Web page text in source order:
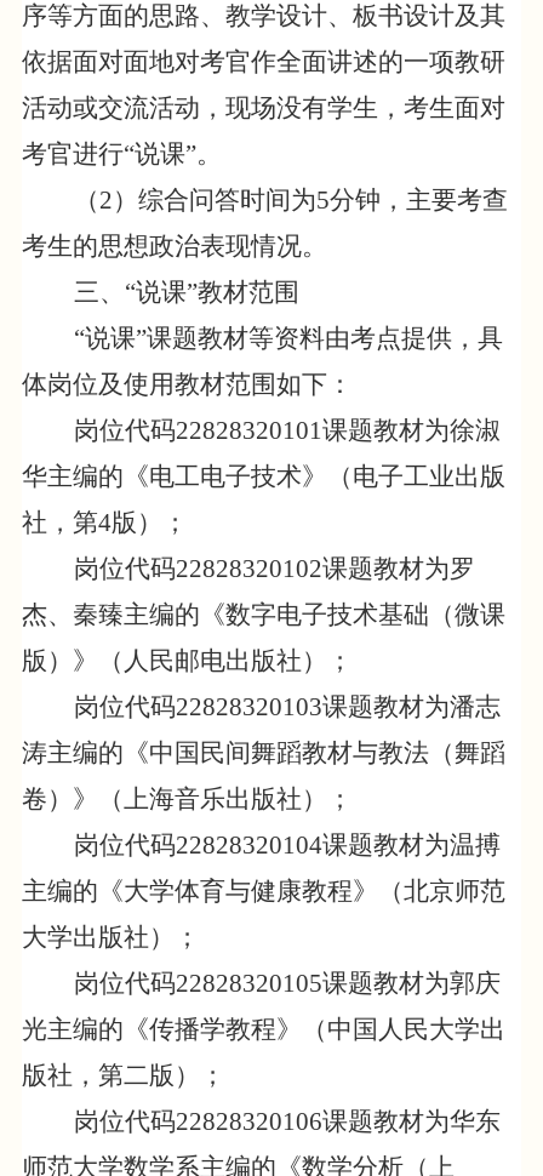
序等方面的思路、教学设计、板书设计及其
依据面对面地对考官作全面讲述的一项教研
活动或交流活动，现场没有学生，考生面对
考官进行“说课”。
（2）综合问答时间为5分钟，主要考查
考生的思想政治表现情况。
三、 “说课”教材范围
“说课”课题教材等资料由考点提供，具
体岗位及使用教材范围如下：
岗位代码22828320101课题教材为徐淑
华主编的《电工电子技术》（电子工业出版
社，第4版）；
岗位代码22828320102课题教材为罗
杰、秦臻主编的《数字电子技术基础（微课
版）》（人民邮电出版社）；
岗位代码22828320103课题教材为潘志
涛主编的《中国民间舞蹈教材与教法（舞蹈
卷）》（上海音乐出版社）；
岗位代码22828320104课题教材为温搏
主编的《大学体育与健康教程》（北京师范
大学出版社）；
岗位代码22828320105课题教材为郭庆
光主编的《传播学教程》（中国人民大学出
版社，第二版）；
岗位代码22828320106课题教材为华东
师范大学数学系主编的《数学分析（上